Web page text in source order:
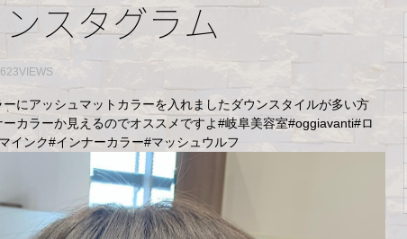
スタグラム
623VIEWS
にアッシュマットカラーを入れましたダウンスタイルが多い方
カラーか見えるのでオススメですよ#岐阜美容室#oggiavanti#ロ
インク#インナーカラー#マッシュウルフ